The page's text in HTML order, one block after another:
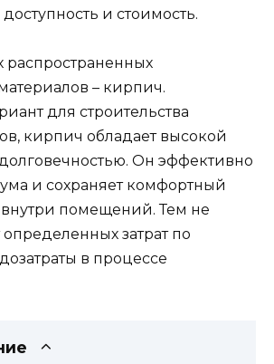
и стоимость.
– кирпич.
для строительства
кирпич обладает высокой
Он эффективно
и сохраняет комфортный
внутри помещений. Тем не
определенных затрат по
в процессе